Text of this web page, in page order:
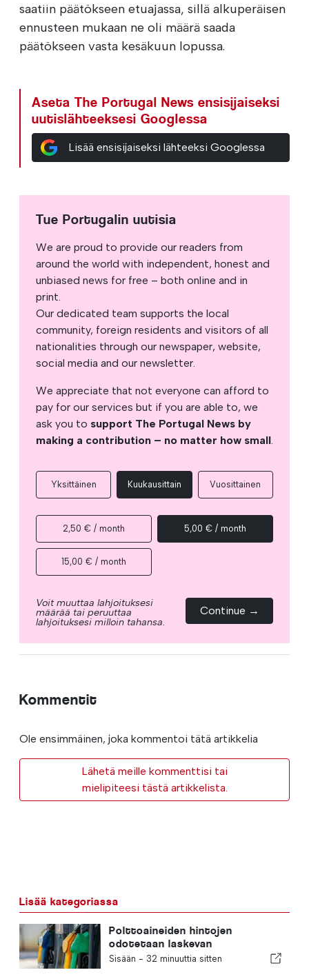
saatiin päätökseen etuajassa, sillä alkuperäisen
ennusteen mukaan ne oli määrä saada
päätökseen vasta kesäkuun lopussa.
Aseta The Portugal News ensisijaiseksi
uutislähteeksesi Googlessa
Lisää ensisijaiseksi lähteeksi Googlessa
Tue Portugalin uutisia
We are proud to provide our readers from
around the world with independent, honest and
unbiased news for free – both online and in
print.
Our dedicated team supports the local
community, foreign residents and visitors of all
nationalities through our newspaper, website,
social media and our newsletter.
We appreciate that not everyone can afford to
pay for our services but if you are able to, we
ask you to support The Portugal News by
making a contribution – no matter how small.
Yksittäinen Kuukausittain Vuosittainen
2,50 € / month 5,00 € / month
15,00 € / month
Voit muuttaa lahjoituksesi
määrää tai peruuttaa
lahjoituksesi milloin tahansa.
Continue →
Kommentit
Ole ensimmäinen, joka kommentoi tätä artikkelia
Lähetä meille kommenttisi tai
mielipiteesi tästä artikkelista.
Lisää kategoriassa
Polttoaineiden hintojen
odotetaan laskevan
huomattavasti
Sisään - 32 minuuttia sitten